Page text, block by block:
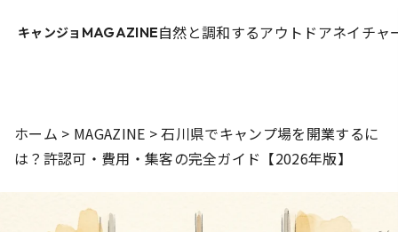
キャンジョ MAGAZINE自然と調和するアウトドアネイチャ
ホーム > MAGAZINE >石川県でキャンプ場を開業するに
は？許認可・費用・集客の完全ガイド【2026年版】